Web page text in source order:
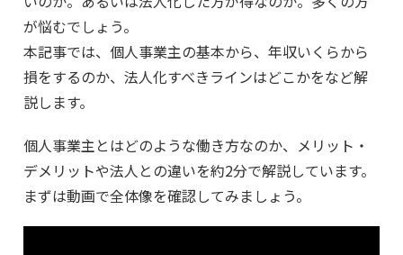
が悩むでしょう。
本記事では、個人事業主の基本から、年収いくらから
損をするのか、法人化すべきラインはどこかをなど解
説します。
個人事業主とはどのような働き方なのか、メリット・
デメリットや法人との違いを約2分で解説しています。
まずは動画で全体像を確認してみましょう。